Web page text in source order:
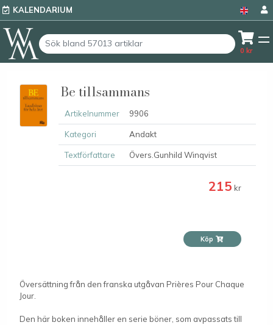
KALENDARIUM
0 kr
Be tillsammans
Artikelnummer 9906
Kategori Andakt
Textförfattare Övers.Gunhild Winqvist
215 kr
Köp
Översättning från den franska utgåvan Prières Pour Chaque
Jour.
Den här boken innehåller en serie böner, som avpassats till